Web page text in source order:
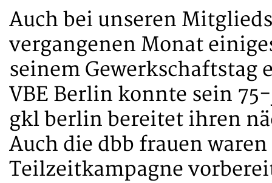
Auch bei unseren
vergangenen Monat
seinem Gewerkschaftstag
VBE Berlin konnte sein
gkl berlin bereitet ihren
Auch die dbb frauen
Teilzeitkampagne